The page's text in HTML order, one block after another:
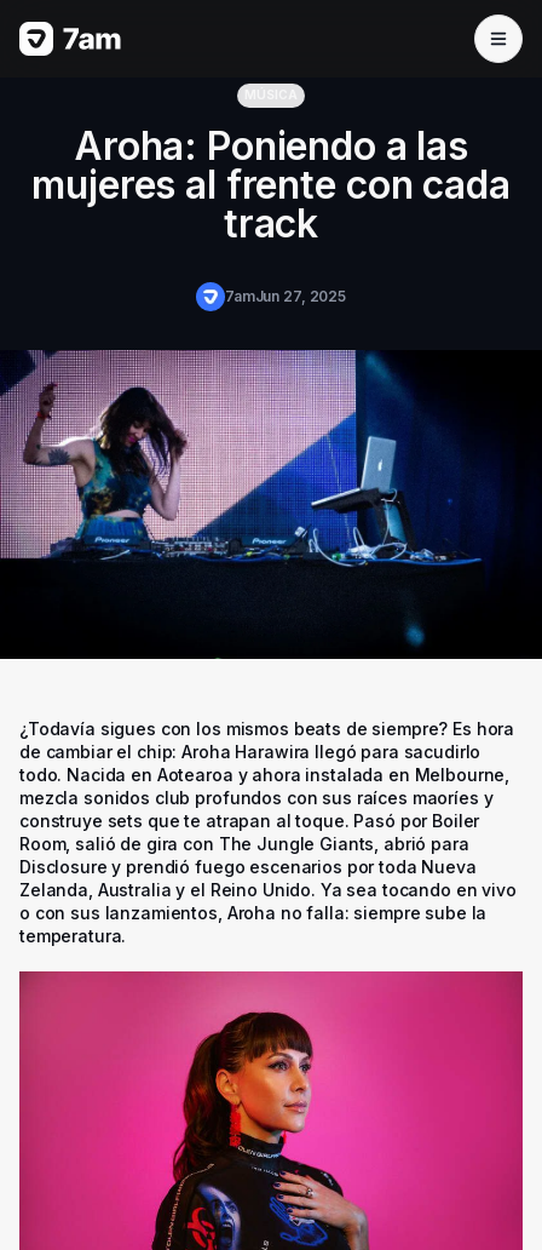
Aroha: Poniendo a las
mujeres al frente con cada
track
7amJun 27, 2025
¿Todavía sigues con los mismos beats de siempre? Es hora
de cambiar el chip: Aroha Harawira llegó para sacudirlo
todo. Nacida en Aotearoa y ahora instalada en Melbourne,
mezcla sonidos club profundos con sus raíces maoríes y
construye sets que te atrapan al toque. Pasó por Boiler
Room, salió de gira con The Jungle Giants, abrió para
Disclosure y prendió fuego escenarios por toda Nueva
Zelanda, Australia y el Reino Unido. Ya sea tocando en vivo
o con sus lanzamientos, Aroha no falla: siempre sube la
temperatura.